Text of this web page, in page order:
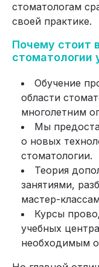
стоматологам
своей практике.
Почему стоит
стоматологии
Обучение
области
многолетним
Мы
о новых
стоматологии.
Теория
занятиями,
мастер-
Курсы
учебных
необходимым